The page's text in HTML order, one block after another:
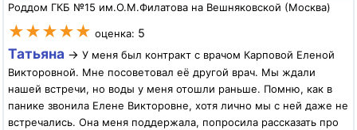
Роддом ГКБ №15 им.О.М.Филатова на Вешняковской (Москва)
★★★★★ оценка: 5
Татьяна → У меня был контракт с врачом Карповой Еленой
Викторовной. Мне посоветовал её другой врач. Мы ждали
нашей встречи, но воды у меня отошли раньше. Помню, как в
панике звонила Елене Викторовне, хотя лично мы с ней даже не
встречались. Она меня поддержала, попросила рассказать про